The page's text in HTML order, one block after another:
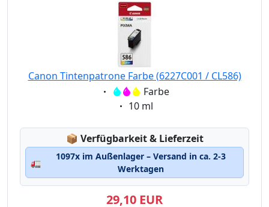
Canon Tintenpatrone Farbe (6227C001 / CL586)
Eigenschaft:Farbe
Eigenschaft:
10 ml
📦 Lagerstatus:
Verfügbarkeit & Lieferzeit
🚛
1097x im Außenlager – Versand in ca. 2-3
Werktagen
29,10 EUR